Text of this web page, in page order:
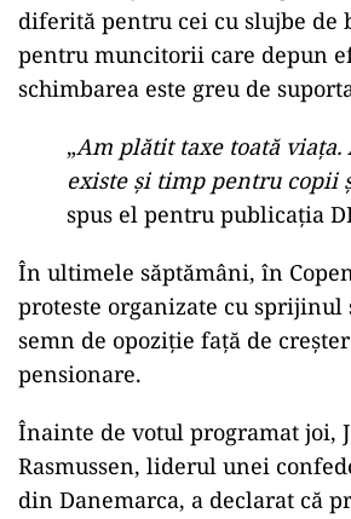
Vezi și:
Care ar putea fi noua
pensionare. FMI vrea să lucrăm
guvernele caută soluții fiscale
Părerea muncitorilor din
Tommas Jensen, un muncitor
măsura este „nerezonabilă”. „
muncim, dar nu putem
afirmat el. Jensen a adăugat că
diferită pentru cei cu slujbe de
schimbarea este greu de
„Am plătit taxe toată viața.